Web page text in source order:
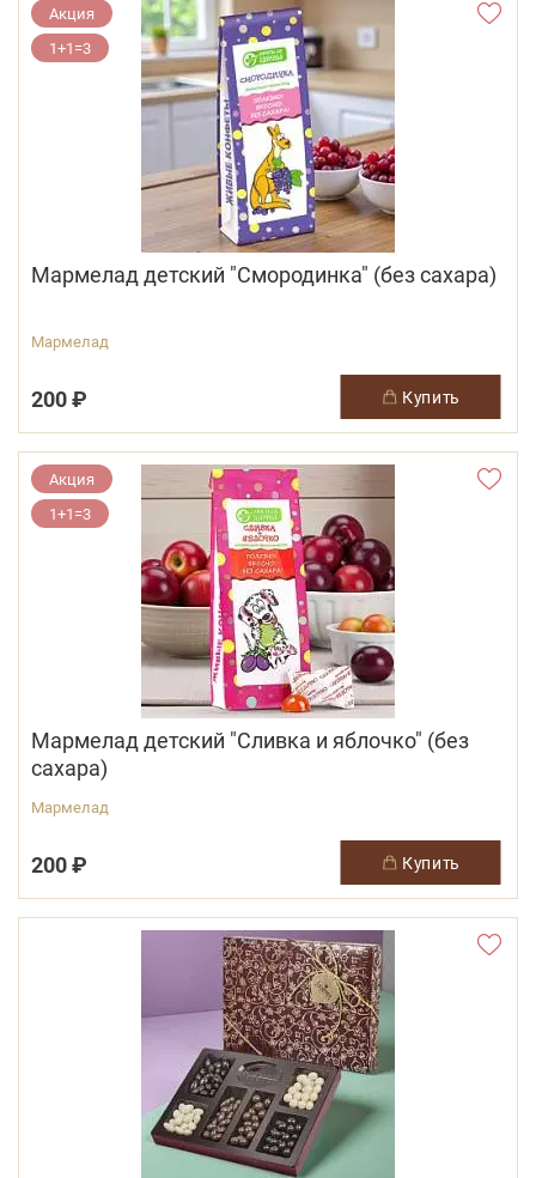
Акция
1+1=3
Мармелад детский "Смородинка" (без сахара)
Мармелад
200 ₽ купить
Акция
1+1=3
Мармелад детский "Сливка и яблочко" (без
сахара)
Мармелад
200 ₽ купить